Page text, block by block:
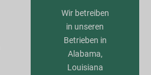
Wir betreiben
in unseren
Betrieben in
Alabama,
Louisiana